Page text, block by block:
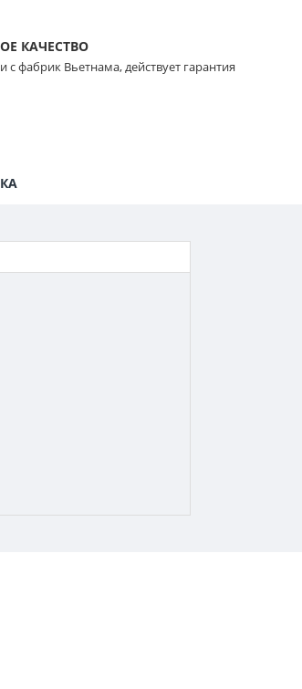
КАЧЕСТВО
с фабрик Вьетнама, действует гарантия